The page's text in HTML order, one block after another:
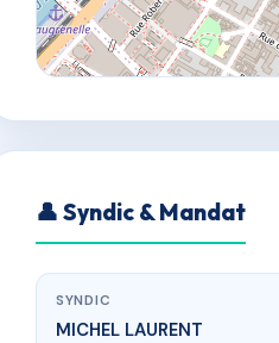
👤 Syndic & Mandat
SYNDIC
MICHEL LAURENT